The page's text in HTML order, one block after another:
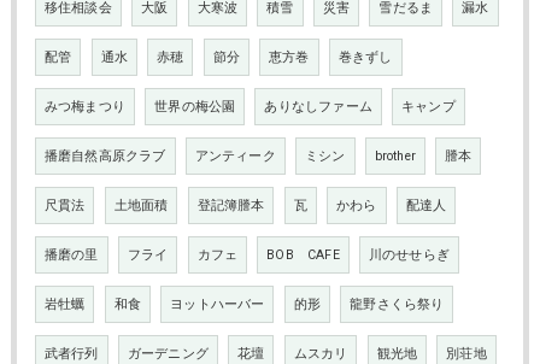
移住相談会 大阪 大寒波 積雪 災害 雪だるま 漏水
配管 通水 赤穂 節分 恵方巻 巻きずし
みつ梅まつり 世界の梅公園 ありなしファーム キャンプ
播磨自然高原クラブ アンティーク ミシン brother 謄本
尺貫法 土地面積 登記簿謄本 瓦 かわら 配達人
播磨の里 フライ カフェ BOB CAFE 川のせせらぎ
岩牡蠣 和食 ヨットハーバー 的形 龍野さくら祭り
武者行列 ガーデニング 花壇 ムスカリ 観光地 別荘地